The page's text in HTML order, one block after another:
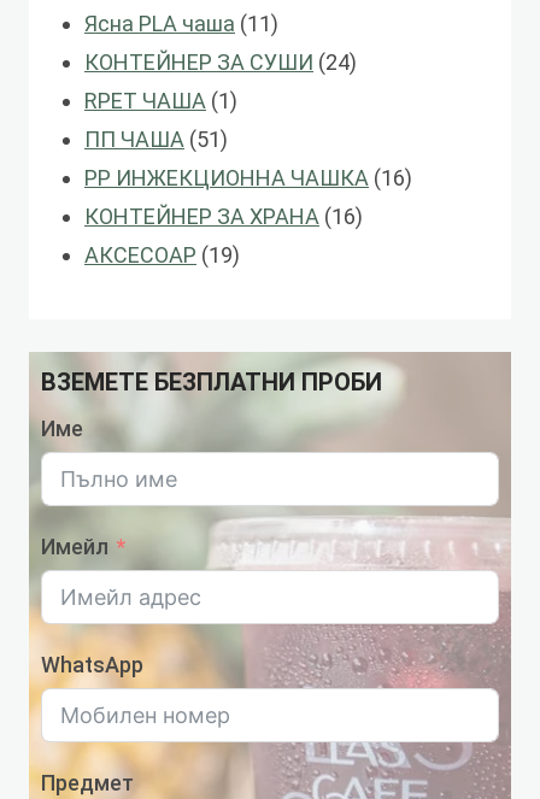
продукти
Ясна PLA чаша 1111
продукти
КОНТЕЙНЕР ЗА СУШИ 2424
RPET ЧАША 11
ПП ЧАША 5151
продукти
PP ИНЖЕКЦИОННА ЧАШКА 1616
КОНТЕЙНЕР ЗА ХРАНА 1616
АКСЕСОАР 1919
ВЗЕМЕТЕ БЕЗПЛАТНИ ПРОБИ
Име
Имейл
WhatsApp
Предмет